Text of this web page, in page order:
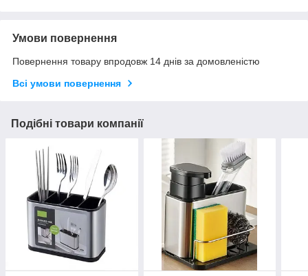
Умови повернення
Повернення товару впродовж 14 днів за домовленістю
Всі умови повернення
Подібні товари компанії